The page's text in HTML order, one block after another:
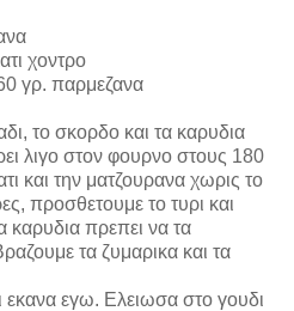
χοντρο
γρ. παρμεζανα
το σκορδο και τα καρυδια
λιγο στον φουρνο στους 180
και την ματζουρανα χωρις το
προσθετουμε το τυρι και
καρυδια πρεπει να τα
τα ζυμαρικα και τα
εκανα εγω. Ελειωσα στο γουδι